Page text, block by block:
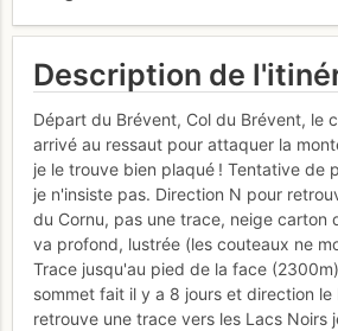
Description de
Départ du Brévent, Col du Brévent, le
arrivé au ressaut pour attaquer la
je le trouve bien plaqué ! Tentative de
je n'insiste pas. Direction N pour
du Cornu, pas une trace, neige carton
va profond, lustrée (les couteaux ne
Trace jusqu'au pied de la face
sommet fait il y a 8 jours et direction le
retrouve une trace vers les Lacs Noirs